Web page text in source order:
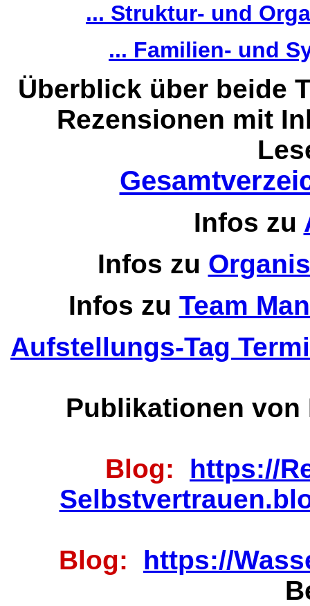
... Struktur- und
... Familien- und
Überblick über beide
Rezensionen mit
Infos zu
Infos zu
Infos zu Team
Aufstellungs-Tag
Publikationen von
Blog:
https://
Blog:
https://